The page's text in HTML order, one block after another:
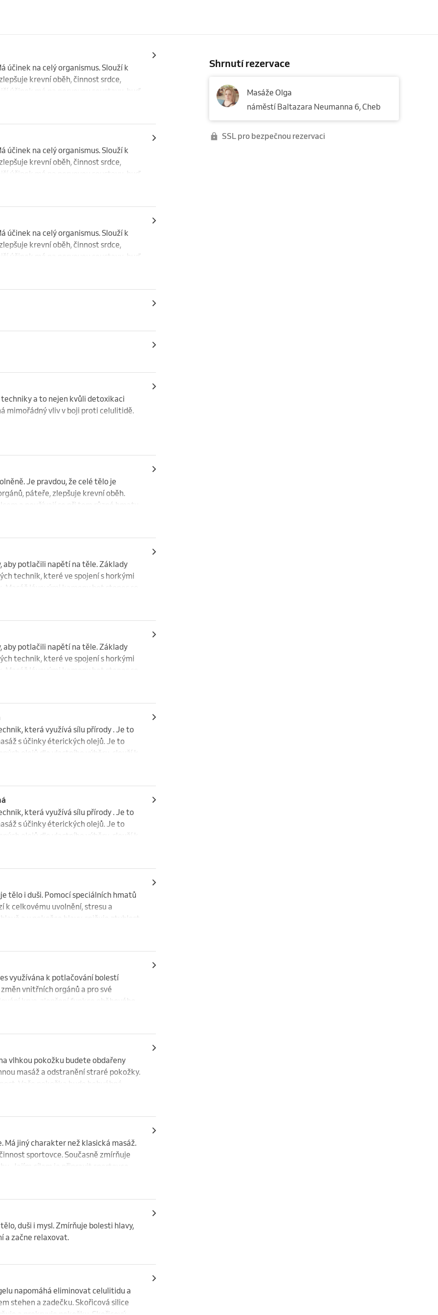
účinek na celý organismus. Slouží k
krevní oběh, činnost srdce,
účinek má na nervovou soustavu, buď
spánek. Regeneruje tělesný i duševní
účinek na celý organismus. Slouží k
krevní oběh, činnost srdce,
účinek má na nervovou soustavu, buď
spánek. Regeneruje tělesný i duševní
účinek na celý organismus. Slouží k
krevní oběh, činnost srdce,
účinek má na nervovou soustavu, buď
spánek. Regeneruje tělesný i duševní
a to nejen kvůli detoxikaci
mimořádný vliv v boji proti celulitidě.
lymfatický systém. Má velmi
Cílem je především podpora odtoku
Je pravdou, že celé tělo je
páteře, zlepšuje krevní oběh.
a používají se při tom různé hmaty,
některá reflexní zóna zabolí, tak
aby se léčivé impulsy dostaly
vhodná vždy a navíc si ji můžete
aby potlačili napětí na těle. Základy
technik, které ve spojení s horkými
lávovými kameny hot stones se
terapeutické a relaxační
a vyrovnat energii.
aby potlačili napětí na těle. Základy
technik, které ve spojení s horkými
lávovými kameny hot stones se
terapeutické a relaxační
a vyrovnat energii.
která využívá sílu přírody . Je to
s účinky éterických olejů. Je to
olejů dle vlastního výběru, slouží k
vypětí. Navozuje relaxaci a pocit
bolesti svalů, stres, napětí,
organismus,  navodí stav vnitřní
která využívá sílu přírody . Je to
s účinky éterických olejů. Je to
olejů dle vlastního výběru, slouží k
vypětí. Navozuje relaxaci a pocit
bolesti svalů, stres, napětí,
organismus,  navodí stav vnitřní
tělo i duši. Pomocí speciálních hmatů
k celkovému uvolnění, stresu a
a v pokožce hlavy, snižuje ztuhlost
Je vhodná pro děti, dospělí i
potřebují odstranit psychickou
a depresí.
využívána k potlačování bolestí
vnitřních orgánů a pro své
krve, zlepšení funkce oběhového
uvolnění kůže, podkoží a
ze skla, plastu nebo silikonu. U
uvnitř baňky, který se následně
vzniknout a které jsou viditelné
vlhkou pokožku budete obdařeny
masáž a odstranění straré pokožky.
Vaše pokožka bude hebvábná,
oleji k celkovému uvolnění těla a
Má jiný charakter než klasická masáž.
sportovce. Současně zmírňuje
Jejím cílem je připravit sportovce
jejich namožení. Po výkonu nebo
a regenerují.
duši i mysl. Zmírňuje bolesti hlavy,
a začne relaxovat.
napomáhá eliminovat celulitidu a
stehen a zadečku. Skořicová silice
Shrnutí rezervace
Masáže Olga
náměstí Baltazara Neumanna 6, Cheb
SSL pro bezpečnou rezervaci